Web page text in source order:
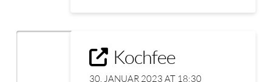
Kochfee
30. JANUAR 2023 AT 18:30